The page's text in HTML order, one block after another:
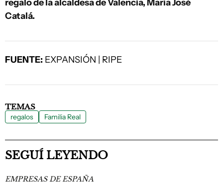
regalo de la alcaldesa de Valencia, María José
Catalá.
FUENTE: EXPANSIÓN | RIPE
TEMAS
regalos Familia Real
SEGUÍ LEYENDO
EMPRESAS DE ESPAÑA